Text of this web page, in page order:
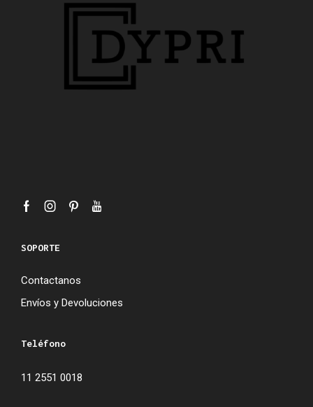
SOPORTE
Contactanos
Envíos y Devoluciones
Teléfono
11 2551 0018